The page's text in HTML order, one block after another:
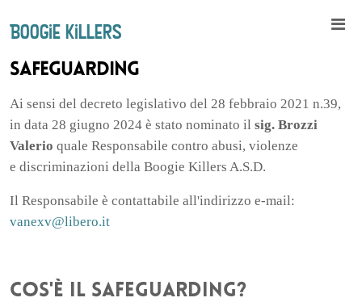
Boogie Killers
Safeguarding
Ai sensi del decreto legislativo del 28 febbraio 2021 n.39,
in data 28 giugno 2024 è stato nominato il sig. Brozzi
Valerio quale Responsabile contro abusi, violenze
e discriminazioni della Boogie Killers A.S.D.
Il Responsabile è contattabile all'indirizzo e-mail:
vanexv@libero.it
Cos'è il safeguarding?